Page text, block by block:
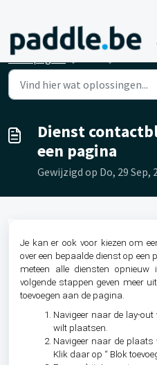
Doorgaan naar hoofdinhoud
Startpagina
Dienst
een pagina
Gewijzigd op Do, 29 Sep,
Je kan er ook voor kiezen om
over een bepaalde dienst op een
meteen alle diensten
volgende stappen geven meer
toevoegen aan de pagina.
Navigeer naar de lay-
wilt plaatsen.
Navigeer naar de plaats
Klik daar op “ Blok